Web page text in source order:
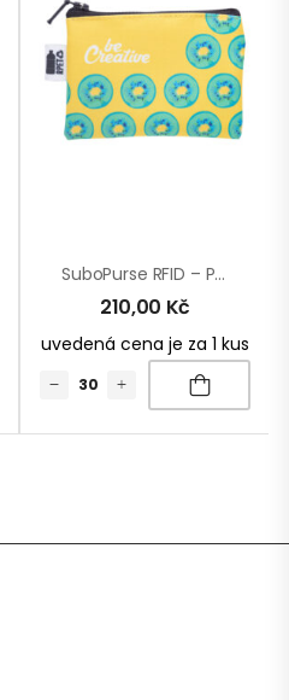
SuboPurse RFID – Peněženka RPET Na Zakázku
210,00 Kč
uvedená cena je za 1 kus